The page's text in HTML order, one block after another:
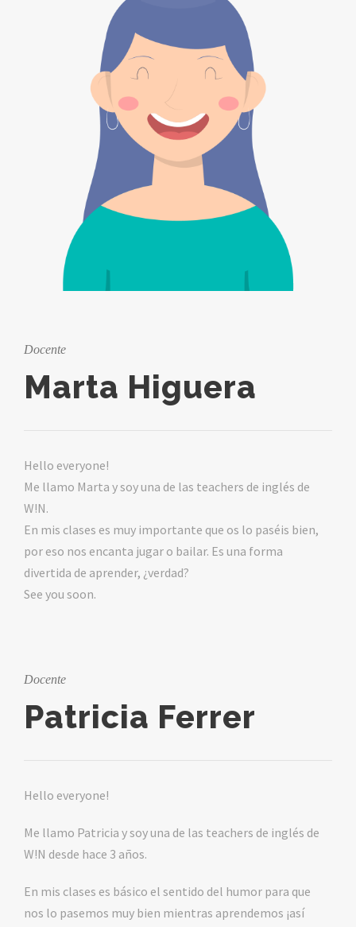
Docente
Marta Higuera
Hello everyone!
Me llamo Marta y soy una de las teachers de inglés de
W!N.
En mis clases es muy importante que os lo paséis bien,
por eso nos encanta jugar o bailar. Es una forma
divertida de aprender, ¿verdad?
See you soon.
Docente
Patricia Ferrer
Hello everyone!
Me llamo Patricia y soy una de las teachers de inglés de
W!N desde hace 3 años.
En mis clases es básico el sentido del humor para que
nos lo pasemos muy bien mientras aprendemos ¡así